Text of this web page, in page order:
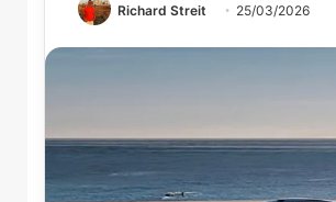
Richard Streit 25/03/2026